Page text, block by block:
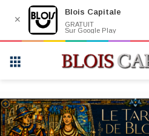
✕
Blois Capitale
GRATUIT
Sur Google Play